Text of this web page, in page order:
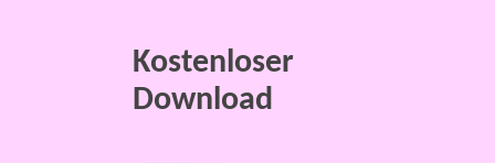
Kostenloser
Download